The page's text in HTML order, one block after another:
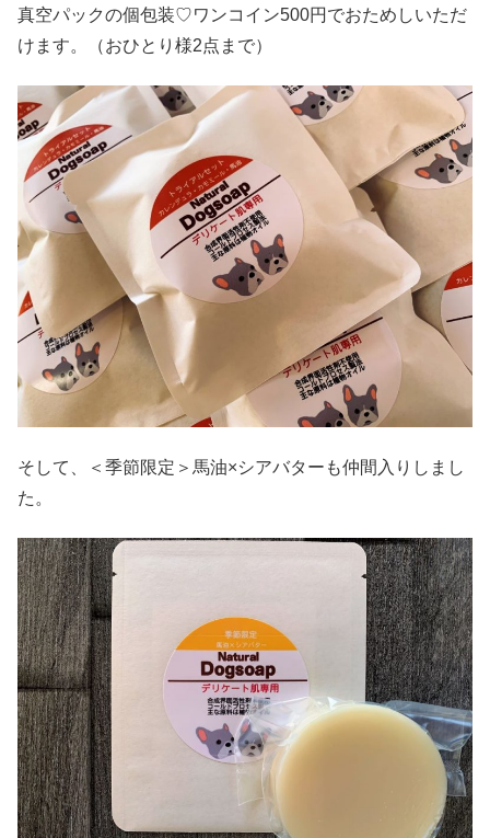
真空パックの個包装♡ワンコイン500円でおためしいただ
けます。（おひとり様2点まで）
そして、＜季節限定＞馬油×シアバターも仲間入りしまし
た。